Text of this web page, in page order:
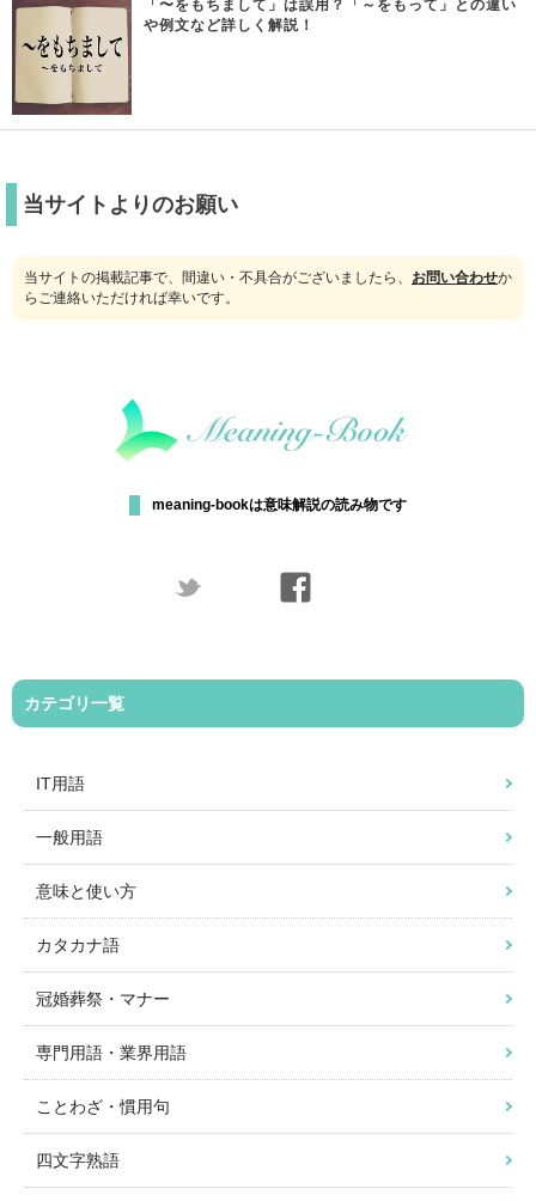
「〜をもちまして」は誤用？「～をもって」との違い
や例文など詳しく解説！
当サイトよりのお願い
当サイトの掲載記事で、間違い・不具合がございましたら、 お問い合わせか
らご連絡いただければ幸いです。
meaning-bookは意味解説の読み物です
カテゴリ一覧
IT用語
一般用語
意味と使い方
カタカナ語
冠婚葬祭・マナー
専門用語・業界用語
ことわざ・慣用句
四文字熟語